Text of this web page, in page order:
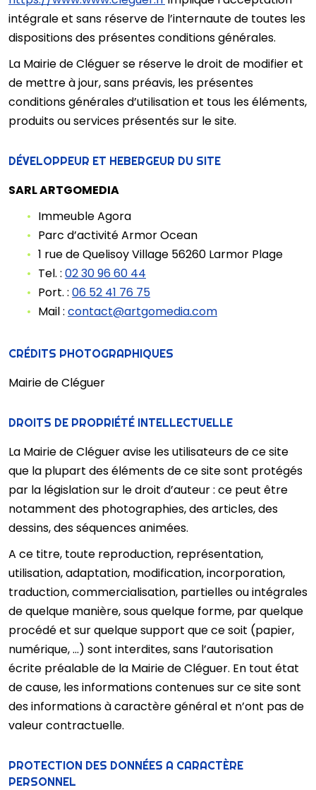
intégrale et sans réserve de l’internaute de toutes les
dispositions des présentes conditions générales.
La Mairie de Cléguer se réserve le droit de modifier et
de mettre à jour, sans préavis, les présentes
conditions générales d’utilisation et tous les éléments,
produits ou services présentés sur le site.
DÉVELOPPEUR ET HEBERGEUR DU SITE
SARL ARTGOMEDIA
Immeuble Agora
Parc d’activité Armor Ocean
1 rue de Quelisoy Village 56260 Larmor Plage
Tel. : 02 30 96 60 44
Port. : 06 52 41 76 75
Mail : contact@artgomedia.com
CRÉDITS PHOTOGRAPHIQUES
Mairie de Cléguer
DROITS DE PROPRIÉTÉ INTELLECTUELLE
La Mairie de Cléguer avise les utilisateurs de ce site
que la plupart des éléments de ce site sont protégés
par la législation sur le droit d’auteur : ce peut être
notamment des photographies, des articles, des
dessins, des séquences animées.
A ce titre, toute reproduction, représentation,
utilisation, adaptation, modification, incorporation,
traduction, commercialisation, partielles ou intégrales
de quelque manière, sous quelque forme, par quelque
procédé et sur quelque support que ce soit (papier,
numérique, …) sont interdites, sans l’autorisation
écrite préalable de la Mairie de Cléguer. En tout état
de cause, les informations contenues sur ce site sont
des informations à caractère général et n’ont pas de
valeur contractuelle.
PROTECTION DES DONNÉES A CARACTÈRE
PERSONNEL